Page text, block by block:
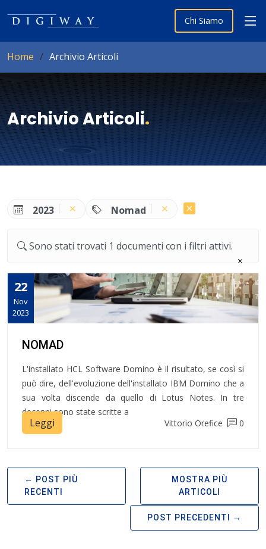
Chi Siamo
Home Archivio Articoli
Archivio Articoli.
2023 Nomad
Sono stati trovati 1 documenti con i filtri attivi.
22
Nov
2023
NOMAD
L'installato HCL Software Domino è il risultato, se così si
può dire, dell'evoluzione dell'installato IBM Domino che a
sua volta discende da quello di Lotus Notes. In tre
decenni sono state scritte a
Leggi Vittorio Orefice 0
POST PIÙ
RECENTI
MOSTRA PIÙ
ARTICOLI
POST PRECEDENTI